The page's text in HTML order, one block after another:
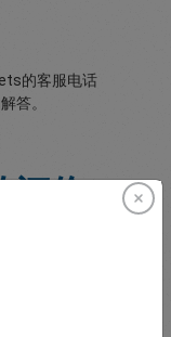
的客服电话
答。
评价